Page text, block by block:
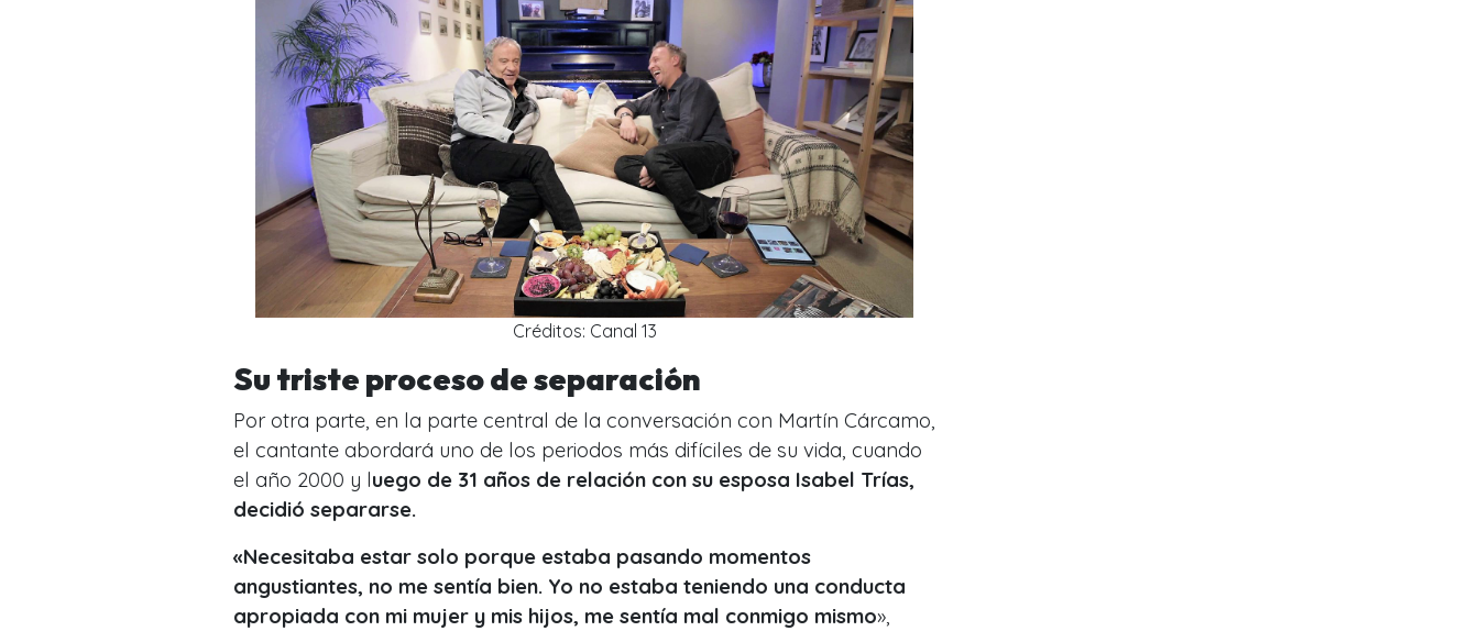
Créditos: Canal 13
Su triste proceso de separación
Por otra parte, en la parte central de la conversación con Martín Cárcamo,
el cantante abordará uno de los periodos más difíciles de su vida, cuando
el año 2000 y luego de 31 años de relación con su esposa Isabel Trías,
decidió separarse.
«Necesitaba estar solo porque estaba pasando momentos
angustiantes, no me sentía bien. Yo no estaba teniendo una conducta
apropiada con mi mujer y mis hijos, me sentía mal conmigo mismo»,